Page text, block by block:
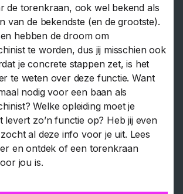
de torenkraan, ook wel bekend als
van de bekendste (en de grootste).
hebben de droom om
te worden, dus jij misschien ook
je concrete stappen zet, is het
te weten over deze functie. Want
nodig voor een baan als
Welke opleiding moet je
levert zo’n functie op? Heb jij even
al deze info voor je uit. Lees
en ontdek of een torenkraan
jou is.